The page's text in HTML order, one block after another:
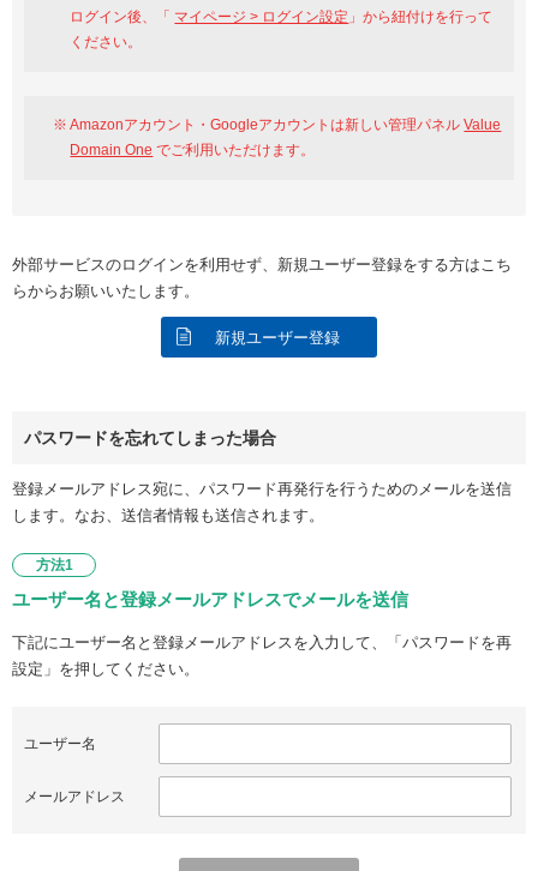
ログイン後、「 マイページ > ログイン設定 」から紐付けを行って
ください。
Amazonアカウント・Googleアカウントは新しい管理パネルValue
Domain One でご利用いただけます。
外部サービスのログインを利用せず、新規ユーザー登録をする方はこち
らからお願いいたします。
新規ユーザー登録
パスワードを忘れてしまった場合
登録メールアドレス宛に、パスワード再発行を行うためのメールを送信
します。なお、送信者情報も送信されます。
方法1
ユーザー名と登録メールアドレスでメールを送信
下記にユーザー名と登録メールアドレスを入力して、「パスワードを再
設定」を押してください。
ユーザー名
メールアドレス